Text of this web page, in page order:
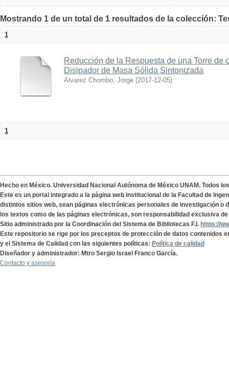
Mostrando 1 de un total de 1 resultados de la colección:
1
Reducción de la Respuesta de una Torre de
Disipador de Masa Sólida Sintonizada
Alvarez Chombo, Jorge (2017-12-05)
1
Hecho en México. Universidad Nacional Autónoma de México UNAM. Todos
Este es un portal integrado a la página web institucional de la Facultad de
distintos sitios web, sean páginas electrónicas personales de investigación o
los textos como de las páginas electrónicas, son responsabilidad exclusiva
Sitio administrado por la Coordinación del Sistema de Bibliotecas F.I. https://
Este repositorio se rige por los preceptos de protección de datos contenidos
y el Sistema de Calidad con las siguientes políticas: Política de calidad
Diseñador y administrador: Mtro Sergio Israel Franco García.
Contacto y asesoría